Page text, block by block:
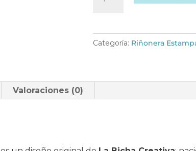
vegana
cantidad
Categoría: Riñonera
Valoraciones (0)